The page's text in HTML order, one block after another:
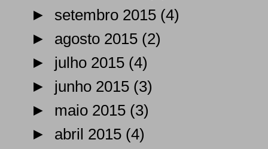
► setembro 2015 (4)
► agosto 2015 (2)
► julho 2015 (4)
► junho 2015 (3)
► maio 2015 (3)
► abril 2015 (4)